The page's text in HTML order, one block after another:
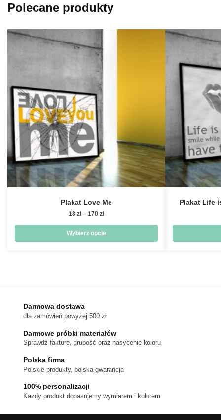
Polecane produkty
Plakat Love Me
18 zł – 170 złZakres
od
18 zł
Wybierz opcje
można
wybrać
na
produktu
Plakat Life
Darmowa dostawa
dla zamówień powyżej 500 zł
Darmowe próbki materiałów
Sprawdź fakturę, grubość oraz nasycenie koloru
Polska firma
Polskie produkty, polska gwarancja
100% personalizacji
Kazdy produkt dopasujemy wymiarem i kolorem